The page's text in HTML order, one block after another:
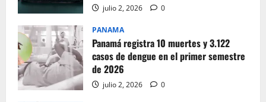
julio 2, 2026 0
PANAMA
Panamá registra 10 muertes y 3.122
casos de dengue en el primer semestre
de 2026
julio 2, 2026 0